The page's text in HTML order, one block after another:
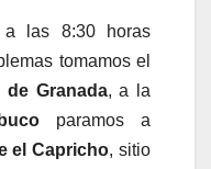
a las 8:30 horas
tomamos el
de Granada, a la
paramos a
el Capricho, sitio